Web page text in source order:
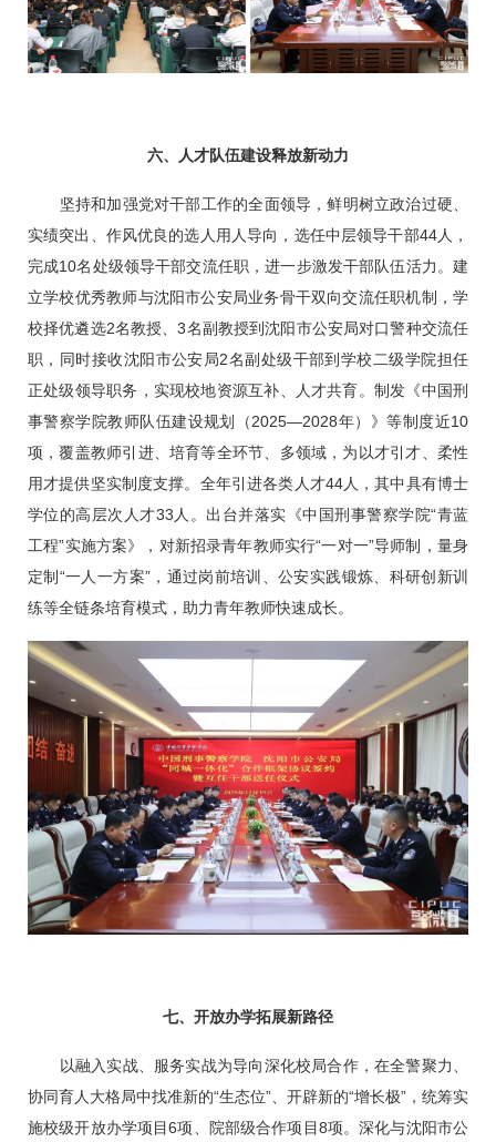
六、人才队伍建设释放新动力
坚持和加强党对干部工作的全面领导，鲜明树立政治过硬、
实绩突出、作风优良的选人用人导向，选任中层领导干部44人，
完成10名处级领导干部交流任职，进一步激发干部队伍活力。建
立学校优秀教师与沈阳市公安局业务骨干双向交流任职机制，学
校择优遴选2名教授、3名副教授到沈阳市公安局对口警种交流任
职，同时接收沈阳市公安局2名副处级干部到学校二级学院担任
正处级领导职务，实现校地资源互补、人才共育。制发《中国刑
事警察学院教师队伍建设规划（2025—2028年）》等制度近10
项，覆盖教师引进、培育等全环节、多领域，为以才引才、柔性
用才提供坚实制度支撑。全年引进各类人才44人，其中具有博士
学位的高层次人才33人。出台并落实《中国刑事警察学院“青蓝
工程”实施方案》，对新招录青年教师实行“一对一”导师制，量身
定制“一人一方案”，通过岗前培训、公安实践锻炼、科研创新训
练等全链条培育模式，助力青年教师快速成长。
七、开放办学拓展新路径
以融入实战、服务实战为导向深化校局合作，在全警聚力、
协同育人大格局中找准新的“生态位”、开辟新的“增长极”，统筹实
施校级开放办学项目6项、院部级合作项目8项。深化与沈阳市公